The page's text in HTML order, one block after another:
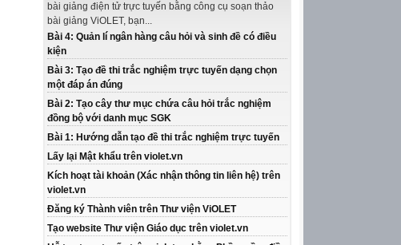
bài giảng điện tử trực tuyến bằng công cụ soạn thảo
bài giảng ViOLET, bạn...
Bài 4: Quản lí ngân hàng câu hỏi và sinh đề có điều
kiện
Bài 3: Tạo đề thi trắc nghiệm trực tuyến dạng chọn
một đáp án đúng
Bài 2: Tạo cây thư mục chứa câu hỏi trắc nghiệm
đồng bộ với danh mục SGK
Bài 1: Hướng dẫn tạo đề thi trắc nghiệm trực tuyến
Lấy lại Mật khẩu trên violet.vn
Kích hoạt tài khoản (Xác nhận thông tin liên hệ) trên
violet.vn
Đăng ký Thành viên trên Thư viện ViOLET
Tạo website Thư viện Giáo dục trên violet.vn